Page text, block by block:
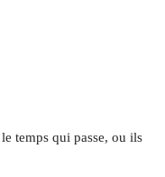
temps qui passe, ou ils